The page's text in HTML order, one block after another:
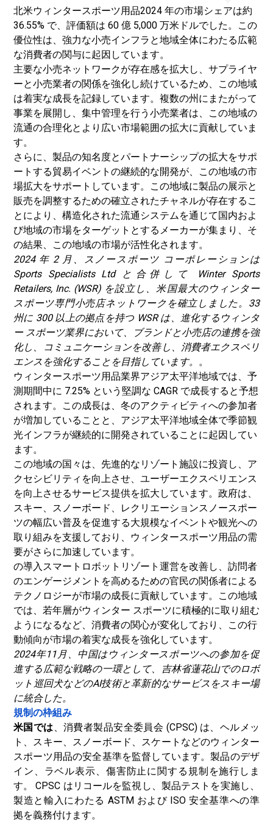
北米ウィンタースポーツ用品2024 年の市場シェアは約
36.55% で、評価額は 60 億 5,000 万米ドルでした。この
優位性は、強力な小売インフラと地域全体にわたる広範
な消費者の関与に起因しています。
主要な小売ネットワークが存在感を拡大し、サプライヤ
ーと小売業者の関係を強化し続けているため、この地域
は着実な成長を記録しています。複数の州にまたがって
事業を展開し、集中管理を行う小売業者は、この地域の
流通の合理化とより広い市場範囲の拡大に貢献していま
す。
さらに、製品の知名度とパートナーシップの拡大をサポ
ートする貿易イベントの継続的な開発が、この地域の市
場拡大をサポートしています。この地域に製品の展示と
販売を調整するための確立されたチャネルが存在するこ
とにより、構造化された流通システムを通じて国内およ
び地域の市場をターゲットとするメーカーが集まり、そ
の結果、この地域の市場が活性化されます。
2024 年 2 月、スノースポーツ コーポレーションは
Sports Specialists Ltd と合併して Winter Sports
Retailers, Inc. (WSR) を設立し、米国最大のウィンター
スポーツ専門小売店ネットワークを確立しました。33
州に 300 以上の拠点を持つ WSR は、進化するウィンタ
ー スポーツ業界において、ブランドと小売店の連携を強
化し、コミュニケーションを改善し、消費者エクスペリ
エンスを強化することを目指しています。 。
ウィンタースポーツ用品業界アジア太平洋地域では、予
測期間中に 7.25% という堅調な CAGR で成長すると予想
されます。この成長は、冬のアクティビティへの参加者
が増加していることと、アジア太平洋地域全体で季節観
光インフラが継続的に開発されていることに起因してい
ます。
この地域の国々は、先進的なリゾート施設に投資し、ア
クセシビリティを向上させ、ユーザーエクスペリエンス
を向上させるサービス提供を拡大しています。政府は、
スキー、スノーボード、レクリエーションスノースポー
ツの幅広い普及を促進する大規模なイベントや観光への
取り組みを支援しており、ウィンタースポーツ用品の需
要がさらに加速しています。
の導入スマートロボット リゾート運営を改善し、訪問者
のエンゲージメントを高めるための官民の関係者による
テクノロジーが市場の成長に貢献しています。この地域
では、若年層がウィンター スポーツに積極的に取り組む
ようになるなど、消費者の関心が変化しており、この行
動傾向が市場の着実な成長を強化しています。
2024年11月、中国はウィンタースポーツへの参加を促
進する広範な戦略の一環として、吉林省蓮花山でのロボ
ット巡回犬などのAI技術と革新的なサービスをスキー場
に統合した。
規制の枠組み
米国では、消費者製品安全委員会 (CPSC) は、ヘルメッ
ト、スキー、スノーボード、スケートなどのウィンター
スポーツ用品の安全基準を監督しています。製品のデザ
イン、ラベル表示、傷害防止に関する規制を施行しま
す。 CPSC はリコールを監視し、製品テストを実施し、
製造と輸入にわたる ASTM および ISO 安全基準への準
拠を義務付けます。